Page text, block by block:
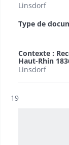
Linsdorf
Type de
Contexte :
Haut-Rhin
Linsdorf
Résultat n°
19